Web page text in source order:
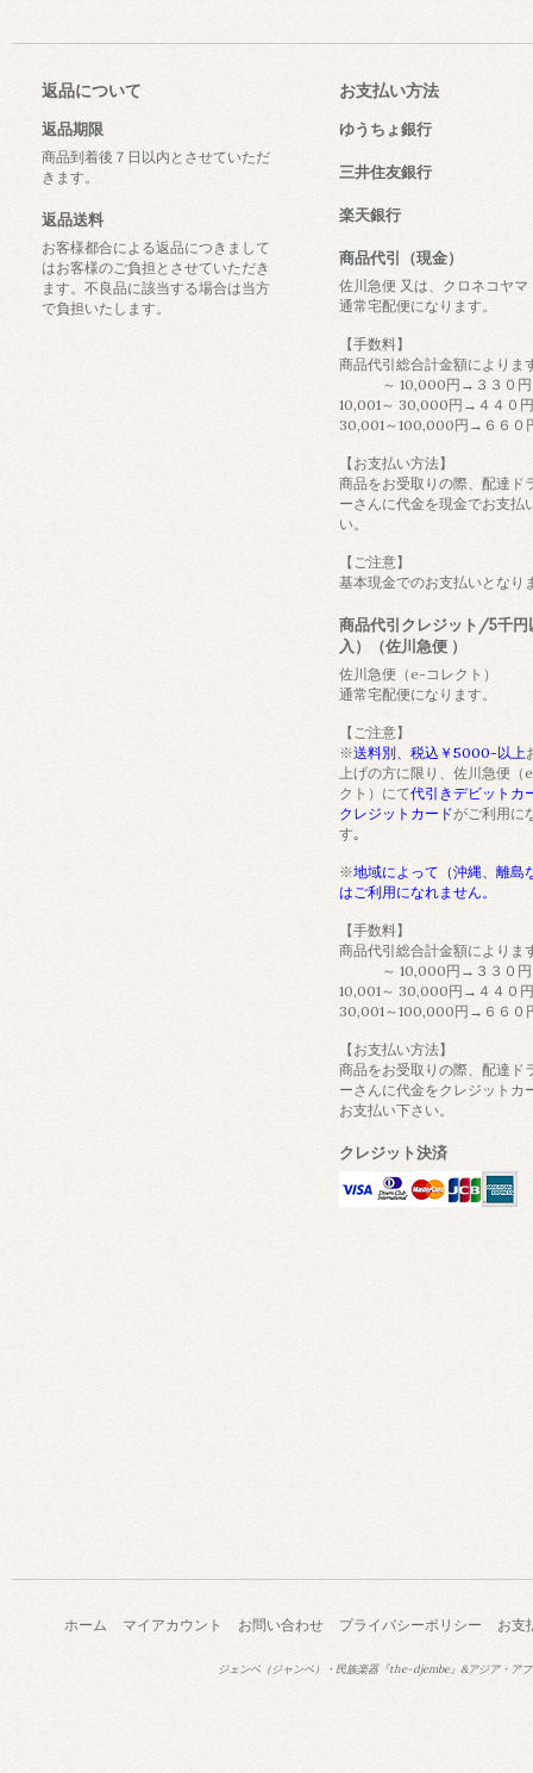
返品について
返品期限
商品到着後７日以内とさせていただ
きます。
返品送料
お客様都合による返品につきまして
はお客様のご負担とさせていただき
ます。不良品に該当する場合は当方
で負担いたします。
お支払い方法
ゆうちょ銀行
三井住友銀行
楽天銀行
商品代引（現金）
佐川急便 又は、クロネコヤマ
通常宅配便になります。
【手数料】
商品代引総合計金額によりま
～ 10,000円→３３０円
10,001～ 30,000円→４４０円
30,001～100,000円→６６０
【お支払い方法】
商品をお受取りの際、配達ド
ーさんに代金を現金でお支払
い。
【ご注意】
基本現金でのお支払いとなり
商品代引クレジット/5千円
入）（佐川急便 ）
佐川急便（e-コレクト）
通常宅配便になります。
【ご注意】
※送料別、税込￥5000-以上
上げの方に限り、佐川急便（
クト）にて代引きデビットカ
クレジットカードがご利用に
す｡
※地域によって（沖縄、離島
はご利用になれません。
【手数料】
商品代引総合計金額によりま
～ 10,000円→３３０円
10,001～ 30,000円→４４０円
30,001～100,000円→６６０
【お支払い方法】
商品をお受取りの際、配達ド
ーさんに代金をクレジットカ
お支払い下さい。
クレジット決済
ホーム マイアカウント お問い合わせ プライバシーポリシー お支
ジェンベ（ジャンベ）・民族楽器『the-djembe』&アジア・ア